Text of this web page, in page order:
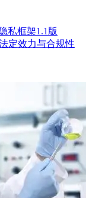
私框架1.1版
定效力与合规性